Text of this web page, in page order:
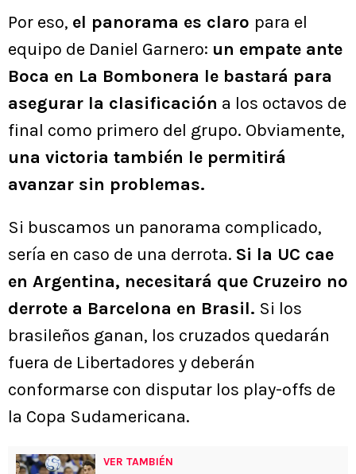
Por eso, el panorama es claro para el
equipo de Daniel Garnero: un empate ante
Boca en La Bombonera le bastará para
asegurar la clasificación a los octavos de
final como primero del grupo. Obviamente,
una victoria también le permitirá
avanzar sin problemas.
Si buscamos un panorama complicado,
sería en caso de una derrota. Si la UC cae
en Argentina, necesitará que Cruzeiro no
derrote a Barcelona en Brasil. Si los
brasileños ganan, los cruzados quedarán
fuera de Libertadores y deberán
conformarse con disputar los play-offs de
la Copa Sudamericana.
VER TAMBIÉN